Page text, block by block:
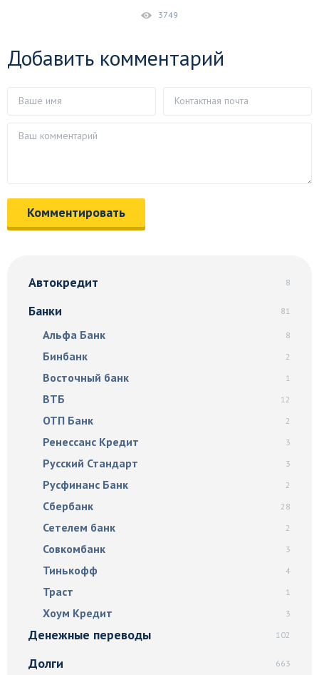
3749
Добавить комментарий
Автокредит 8
Банки 81
Альфа Банк 8
Бинбанк 2
Восточный банк 1
ВТБ 12
ОТП Банк 2
Ренессанс Кредит 3
Русский Стандарт 3
Русфинанс Банк 2
Сбербанк 28
Сетелем банк 2
Совкомбанк 3
Тинькофф 4
Траст 1
Хоум Кредит 3
Денежные переводы 102
Долги 663